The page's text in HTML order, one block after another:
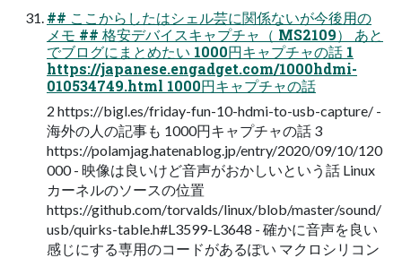
## ここからしたはシェル芸に関係ないが今後用の
メモ ## 格安デバイスキャプチャ（ MS2109） あと
でブログにまとめたい 1000円キャプチャの話 1
https://japanese.engadget.com/1000hdmi-
010534749.html 1000円キャプチャの話
2 https://bigl.es/friday-fun-10-hdmi-to-usb-capture/ -
海外の人の記事も 1000円キャプチャの話 3
https://polamjag.hatenablog.jp/entry/2020/09/10/120
000 - 映像は良いけど音声がおかしいという話 Linux
カーネルのソースの位置
https://github.com/torvalds/linux/blob/master/sound/
usb/quirks-table.h#L3599-L3648 - 確かに音声を良い
感じにする専用のコードがあるぽい マクロシリコン